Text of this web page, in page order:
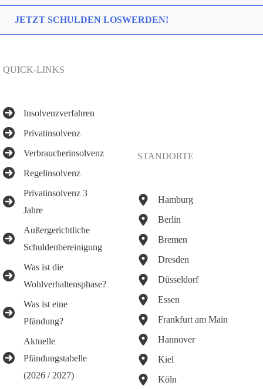
JETZT SCHULDEN LOSWERDEN!
QUICK-LINKS
Insolvenzverfahren
Privatinsolvenz
Verbraucherinsolvenz
Regelinsolvenz
Privatinsolvenz 3
Jahre
Außergerichtliche
Schuldenbereinigung
Was ist die
Wohlverhaltensphase?
Was ist eine
Pfändung?
Aktuelle
Pfändungstabelle
(2026 / 2027)
STANDORTE
Hamburg
Berlin
Bremen
Dresden
Düsseldorf
Essen
Frankfurt am Main
Hannover
Kiel
Köln